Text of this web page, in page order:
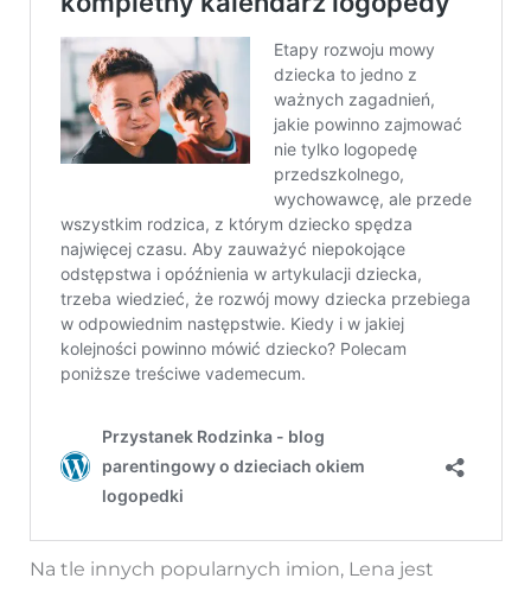
Na tle innych popularnych imion, Lena jest